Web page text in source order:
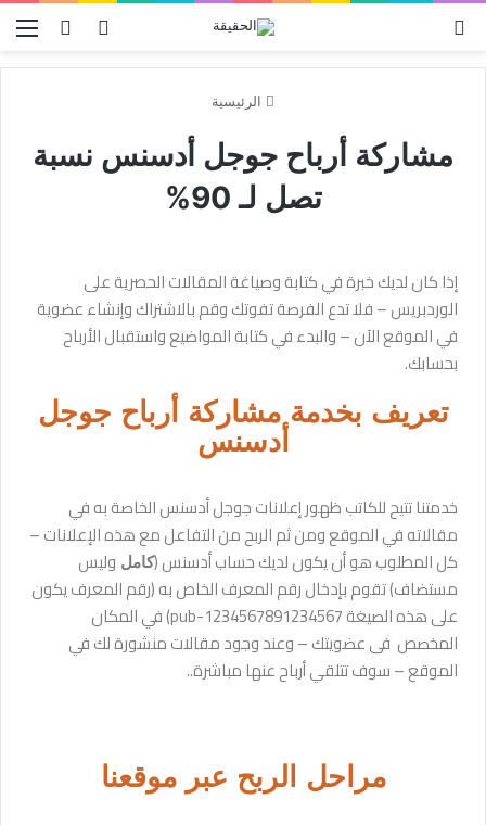
الرئيسية
مشاركة أرباح جوجل أدسنس نسبة
تصل لـ 90%
إذا كان لديك خبرة في كتابة وصياغة المقالات الحصرية على
الوردبريس – فلا تدع الفرصة تفوتك وقم بالاشتراك وإنشاء عضوية
في الموقع الآن – والبدء في كتابة المواضيع واستقبال الأرباح
بحسابك.
تعريف بخدمة مشاركة أرباح جوجل
أدسنس
خدمتنا تتيح للكاتب ظهور إعلانات جوجل أدسنس الخاصة به في
مقالاته في الموقع ومن ثم الربح من التفاعل مع هذه الإعلانات –
كل المطلوب هو أن يكون لديك حساب أدسنس (كامل وليس
مستضاف) تقوم بإدخال رقم المعرف الخاص به (رقم المعرف يكون
على هذه الصيغة pub-1234567891234567) في المكان
المخصص فى عضويتك – وعند وجود مقالات منشورة لك في
الموقع – سوف تتلقي أرباح عنها مباشرة..
مراحل الربح عبر موقعنا